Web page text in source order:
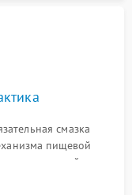
смазка
пищевой
программной
кофейных масел.